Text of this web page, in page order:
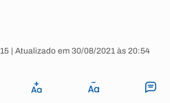
| Atualizado em 30/08/2021 às 20:54